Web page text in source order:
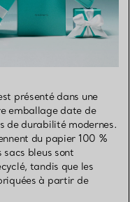
présenté dans une
emballage date de
de durabilité modernes.
du papier 100 %
bleus sont
tandis que les
à partir de